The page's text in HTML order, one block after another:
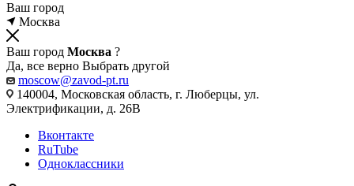
Ваш город
Москва
Ваш город Москва ?
Да, все верно Выбрать другой
moscow@zavod-pt.ru
140004, Московская область, г. Люберцы, ул.
Электрификации, д. 26В
Вконтакте
RuTube
Одноклассники